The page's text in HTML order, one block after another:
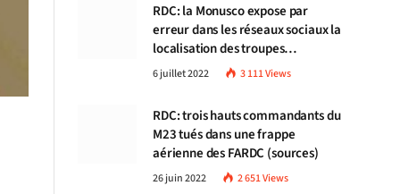
RDC: la Monusco expose par
erreur dans les réseaux sociaux la
localisation des troupes
congolaises
6 juillet 2022 3 111Views
RDC: trois hauts commandants du
M23 tués dans une frappe
aérienne des FARDC (sources)
26 juin 2022 2 651Views